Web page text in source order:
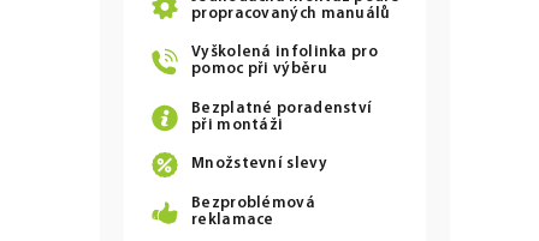
propracovaných manuálů
Vyškolená infolinka pro
pomoc při výběru
Bezplatné poradenství
při montáži
Množstevní slevy
Bezproblémová
reklamace